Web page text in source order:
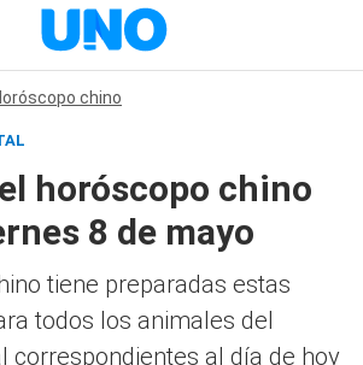
chino
horóscopo chino
8 de mayo
tiene preparadas estas
todos los animales del
correspondientes al día de hoy